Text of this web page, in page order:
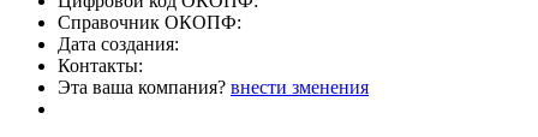
Справочник ОКОПФ:
Дата создания:
Контакты:
Эта ваша компания? внести зменения